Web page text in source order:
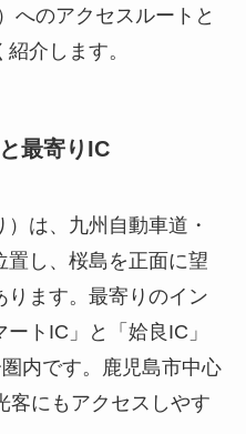
へのアクセスルートと
介します。
最寄りIC
は、九州自動車道・
置し、桜島を正面に望
ります。最寄りのイン
トIC」と「姶良IC」
内です。鹿児島市中心
客にもアクセスしやす